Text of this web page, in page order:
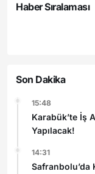
Haber Sıralaması
Son Dakika
15:48
Karabük’te İş
Yapılacak!
14:31
Safranbolu’da